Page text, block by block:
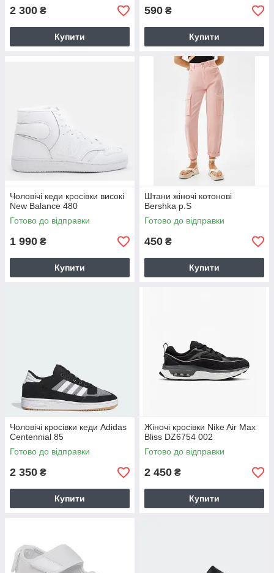
2 300 ₴
Купити
590 ₴
Купити
Чоловічі кеди кросівки високі
New Balance 480
Готово до відправки
1 990 ₴
Купити
Штани жіночі котонові
Bershka р.S
Готово до відправки
450 ₴
Купити
Чоловічі кросівки кеди Adidas
Centennial 85
Готово до відправки
2 350 ₴
Купити
Жіночі кросівки Nike Air Max
Bliss DZ6754 002
Готово до відправки
2 450 ₴
Купити